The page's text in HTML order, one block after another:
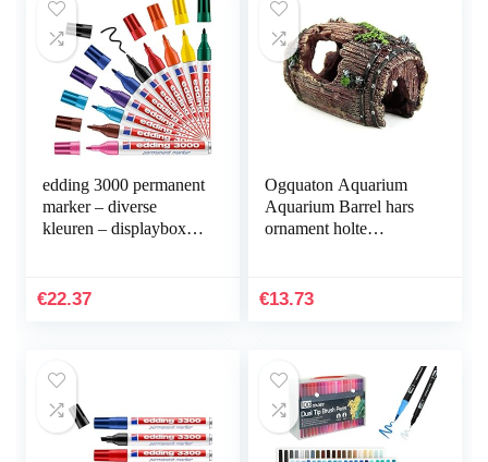
edding 3000 permanent
marker – diverse
kleuren – displaybox
sneldrogende…
€22.37
Ogquaton Aquarium
Aquarium Barrel hars
ornament holte
onderwater decoratie
€13.73